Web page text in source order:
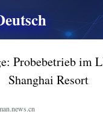
Probebetrieb im
Shanghai Resort